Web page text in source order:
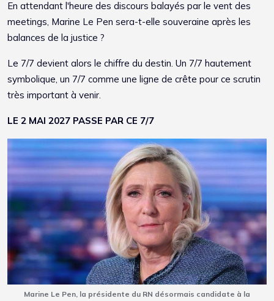
En attendant l'heure des discours balayés par le vent des
meetings, Marine Le Pen sera-t-elle souveraine après les
balances de la justice ?
Le 7/7 devient alors le chiffre du destin. Un 7/7 hautement
symbolique, un 7/7 comme une ligne de crête pour ce scrutin
très important à venir.
LE 2 MAI 2027 PASSE PAR CE 7/7
Marine Le Pen, la présidente du RN désormais candidate à la